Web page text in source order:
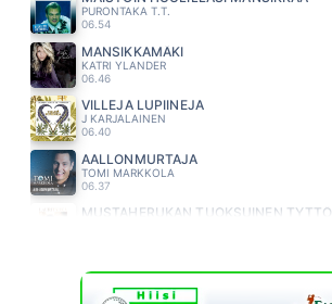
PURONTAKA T.T.
06.54
MANSIKKAMÄKI
KATRI YLANDER
06.46
VILLEJA LUPIINEJA
J KARJALAINEN
06.40
AALLONMURTAJA
TOMI MARKKOLA
06.37
MUSTAHERUKAN TUOKSUINEN TYTTÖ
JUSSI MIKKOLA